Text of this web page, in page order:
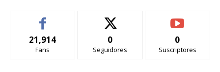
21,914
Fans
0
Seguidores
0
Suscriptores